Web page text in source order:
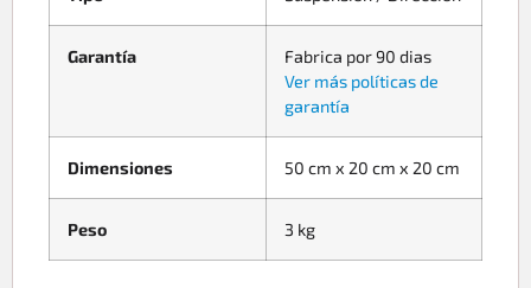
Garantía
Fabrica por 90 dias
Ver más políticas de
garantía
Dimensiones 50 cm x 20 cm x 20 cm
Peso 3 kg